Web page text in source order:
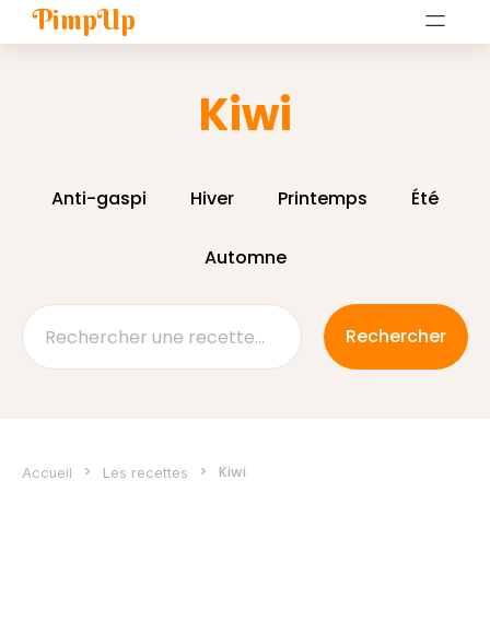
PimpUp
Kiwi
Anti-gaspi Hiver Printemps Été
Automne
Accueil > Les recettes > Kiwi